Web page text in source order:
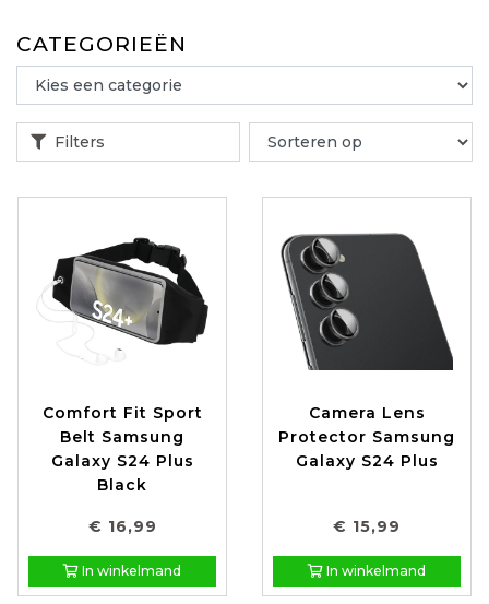
CATEGORIEËN
Filters
Comfort Fit Sport
Belt Samsung
Galaxy S24 Plus
Black
€ 16,99
In winkelmand
Camera Lens
Protector Samsung
Galaxy S24 Plus
€ 15,99
In winkelmand